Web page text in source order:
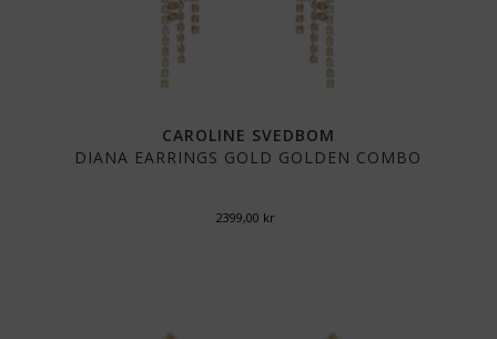
CAROLINE SVEDBOM
DIANA EARRINGS GOLD GOLDEN COMBO
2399,00 kr